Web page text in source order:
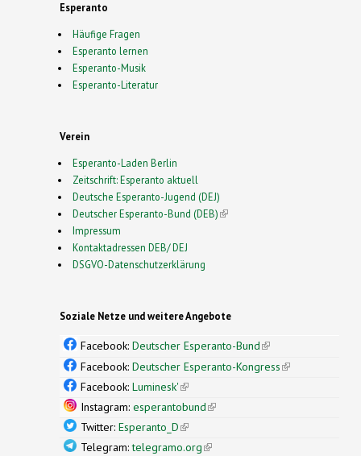
Esperanto
Häufige Fragen
Esperanto lernen
Esperanto-Musik
Esperanto-Literatur
Verein
Esperanto-Laden Berlin
Zeitschrift: Esperanto aktuell
Deutsche Esperanto-Jugend (DEJ)
Deutscher Esperanto-Bund (DEB)(link is external)
Impressum
Kontaktadressen DEB/ DEJ
DSGVO-Datenschutzerklärung
Soziale Netze und weitere Angebote
Facebook: Deutscher Esperanto-Bund(link is
external)
Facebook: Deutscher Esperanto-Kongress(link is
Facebook: Luminesk'(link is external)
Instagram: esperantobund(link is external)
Twitter: Esperanto_D(link is external)
Telegram:telegramo.org(link is external)